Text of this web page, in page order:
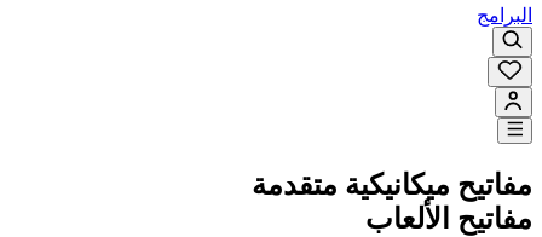
البرامج
مفاتيح ميكانيكية متقدمة
مفاتيح الألعاب